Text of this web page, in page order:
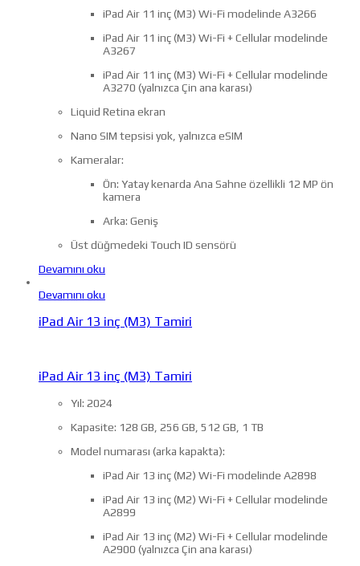
iPad Air 11 inç (M3) Wi-Fi modelinde A3266
iPad Air 11 inç (M3) Wi-Fi + Cellular modelinde
A3267
iPad Air 11 inç (M3) Wi-Fi + Cellular modelinde
A3270 (yalnızca Çin ana karası)
Liquid Retina ekran
Nano SIM tepsisi yok, yalnızca eSIM
Kameralar:
Ön: Yatay kenarda Ana Sahne özellikli 12 MP ön
kamera
Arka: Geniş
Üst düğmedeki Touch ID sensörü
Devamını oku
Devamını oku
iPad Air 13 inç (M3) Tamiri
iPad Air 13 inç (M3) Tamiri
Yıl: 2024
Kapasite: 128 GB, 256 GB, 512 GB, 1 TB
Model numarası (arka kapakta):
iPad Air 13 inç (M2) Wi-Fi modelinde A2898
iPad Air 13 inç (M2) Wi-Fi + Cellular modelinde
A2899
iPad Air 13 inç (M2) Wi-Fi + Cellular modelinde
A2900 (yalnızca Çin ana karası)